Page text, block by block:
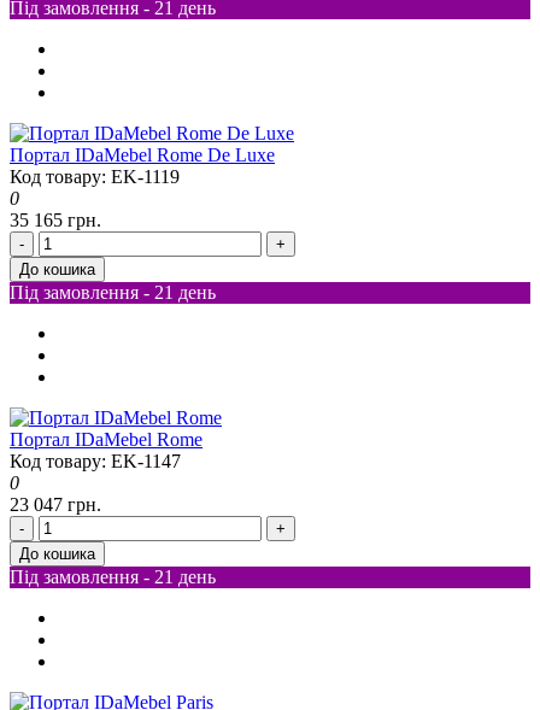
Під замовлення - 21 день
Портал IDaMebel Rome De Luxe
Код товару: EK-1119
0
35 165 грн.
-
+
До кошика
Під замовлення - 21 день
Портал IDaMebel Rome
Код товару: EK-1147
0
23 047 грн.
-
+
До кошика
Під замовлення - 21 день